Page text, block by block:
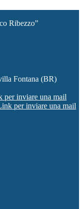
Ribezzo”
Fontana (BR)
per inviare una mail
per inviare una mail